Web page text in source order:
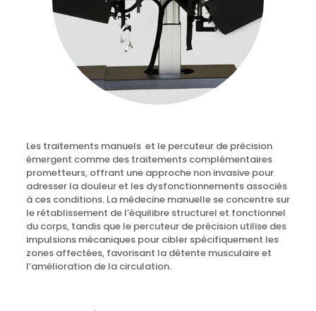
Les traitements manuels et le percuteur de précision
émergent comme des traitements complémentaires
prometteurs, offrant une approche non invasive pour
adresser la douleur et les dysfonctionnements associés
à ces conditions. La médecine manuelle se concentre sur
le rétablissement de l’équilibre structurel et fonctionnel
du corps, tandis que le percuteur de précision utilise des
impulsions mécaniques pour cibler spécifiquement les
zones affectées, favorisant la détente musculaire et
l’amélioration de la circulation.